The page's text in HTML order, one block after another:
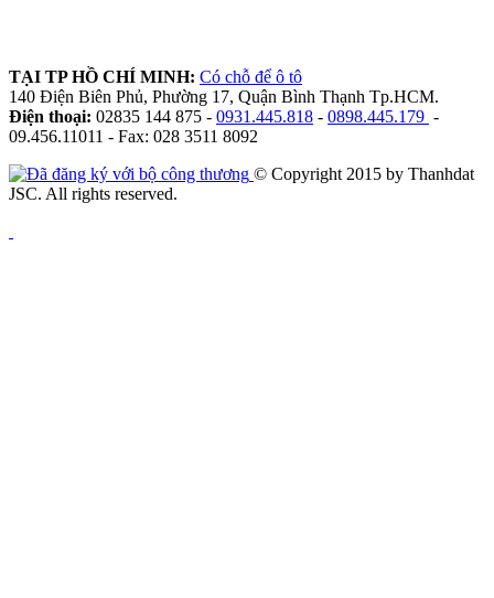
TẠI TP HỒ CHÍ MINH: Có chỗ để ô tô
140 Điện Biên Phủ, Phường 17, Quận Bình Thạnh Tp.HCM.
Điện thoại: 02835 144 875 - 0931.445.818 - 0898.445.179 -
09.456.11011 - Fax: 028 3511 8092
© Copyright 2015 by Thanhdat
JSC. All rights reserved.